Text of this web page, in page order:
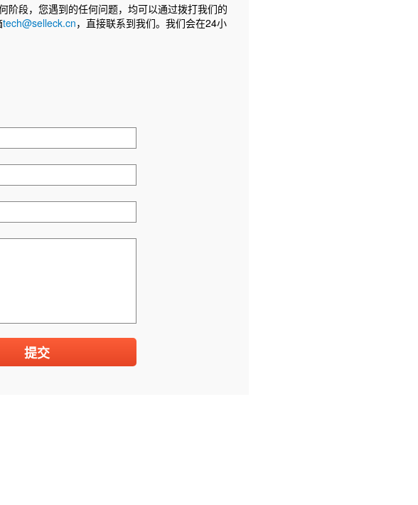
阶段，您遇到的任何问题，均可以通过拨打我们的
tech@selleck.cn，直接联系到我们。我们会在24小